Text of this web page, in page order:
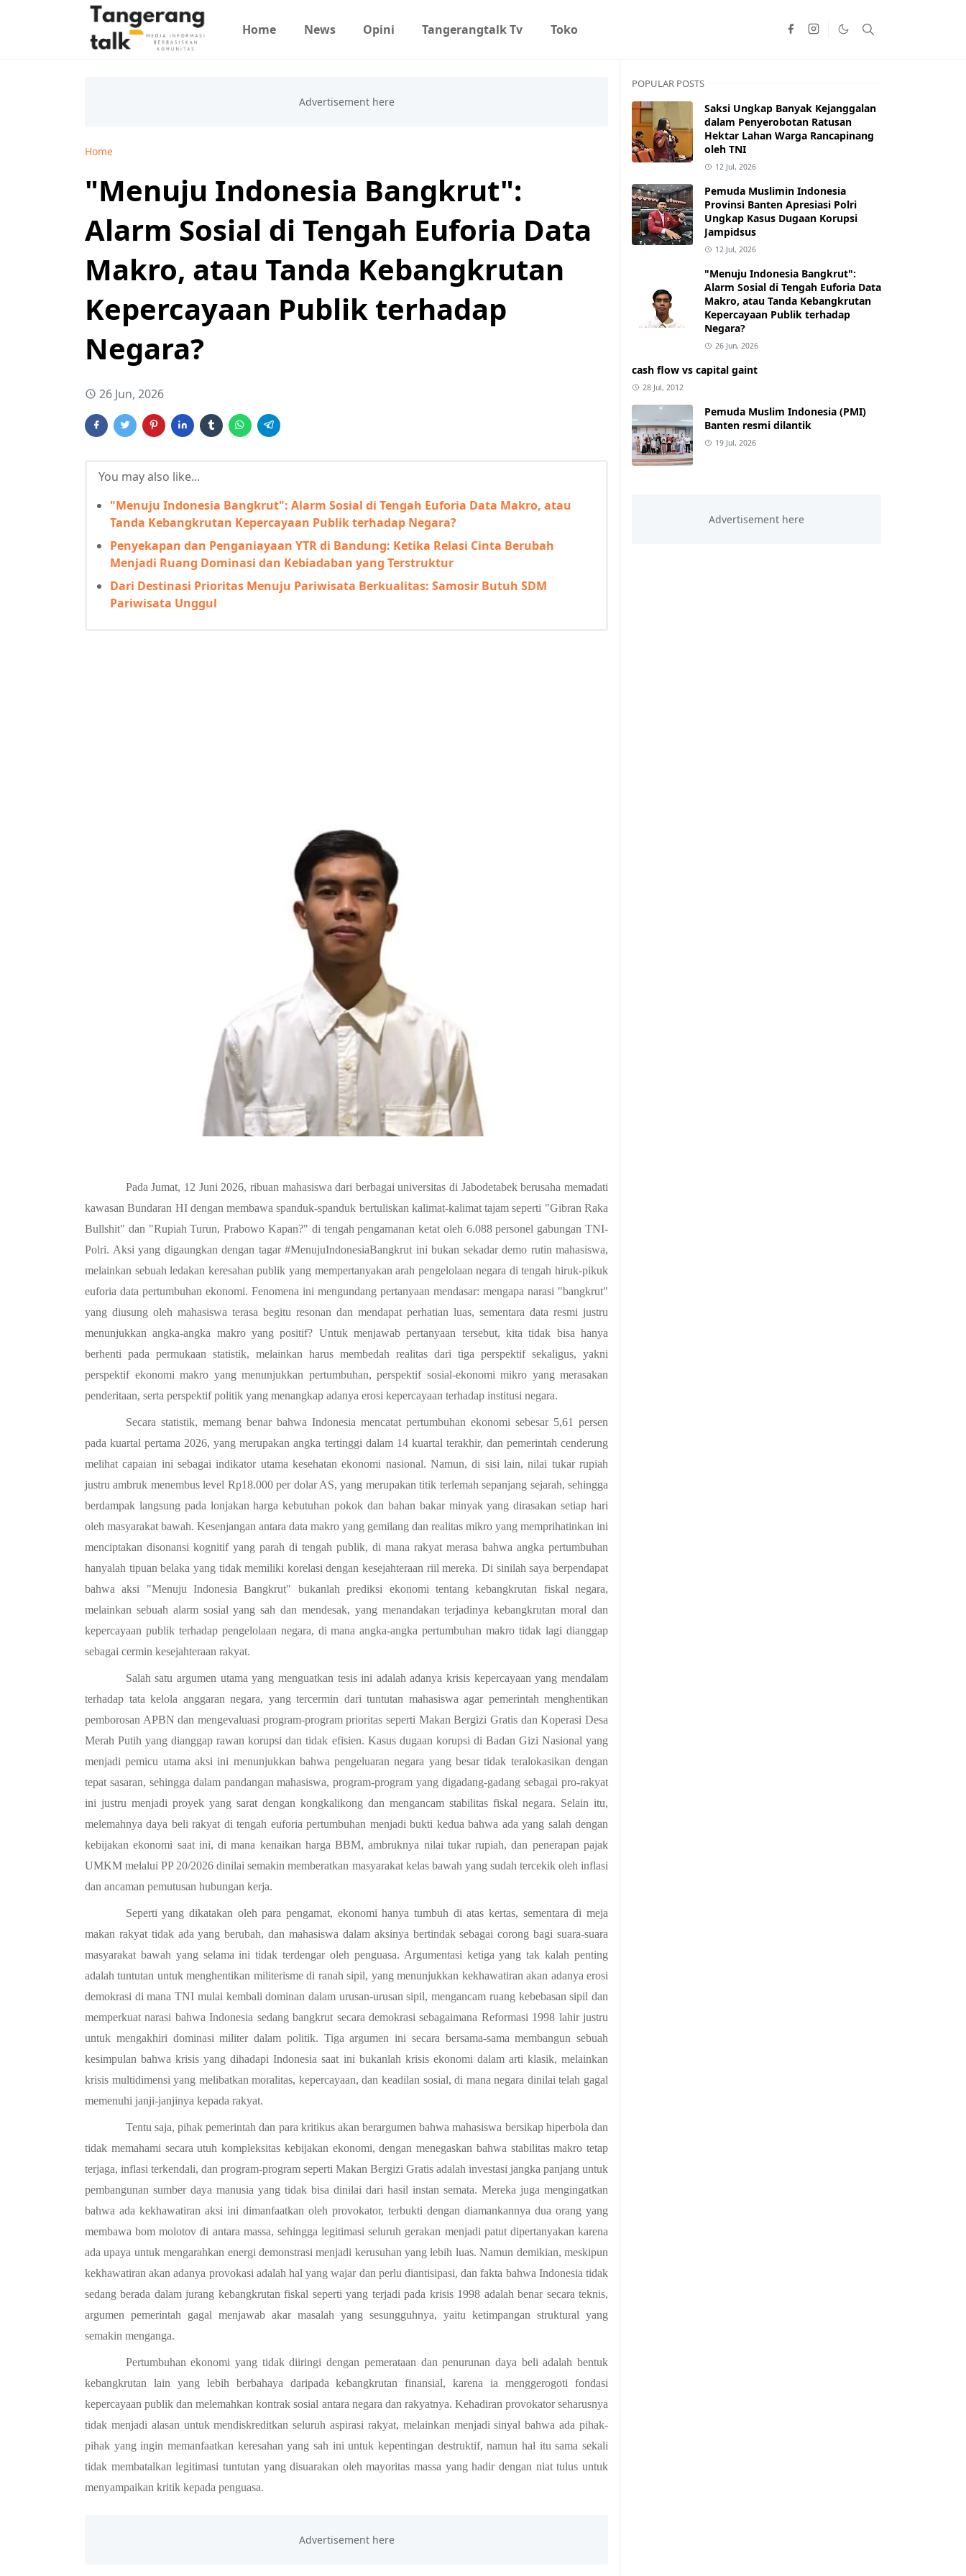
Home News Opini Tangerangtalk Tv Toko
Home
"Menuju Indonesia Bangkrut":
Alarm Sosial di Tengah Euforia Data
Makro, atau Tanda Kebangkrutan
Kepercayaan Publik terhadap
Negara?
26 Jun, 2026
You may also like...
"Menuju Indonesia Bangkrut": Alarm Sosial di Tengah Euforia Data Makro, atau
Tanda Kebangkrutan Kepercayaan Publik terhadap Negara?
Penyekapan dan Penganiayaan YTR di Bandung: Ketika Relasi Cinta Berubah
Menjadi Ruang Dominasi dan Kebiadaban yang Terstruktur
Dari Destinasi Prioritas Menuju Pariwisata Berkualitas: Samosir Butuh SDM
Pariwisata Unggul
Pada Jumat, 12 Juni 2026, ribuan mahasiswa dari berbagai universitas di Jabodetabek berusaha memadati
kawasan Bundaran HI dengan membawa spanduk-spanduk bertuliskan kalimat-kalimat tajam seperti "Gibran Raka
Bullshit" dan "Rupiah Turun, Prabowo Kapan?" di tengah pengamanan ketat oleh 6.088 personel gabungan TNI-
Polri. Aksi yang digaungkan dengan tagar #MenujuIndonesiaBangkrut ini bukan sekadar demo rutin mahasiswa,
melainkan sebuah ledakan keresahan publik yang mempertanyakan arah pengelolaan negara di tengah hiruk-pikuk
euforia data pertumbuhan ekonomi. Fenomena ini mengundang pertanyaan mendasar: mengapa narasi "bangkrut"
yang diusung oleh mahasiswa terasa begitu resonan dan mendapat perhatian luas, sementara data resmi justru
menunjukkan angka-angka makro yang positif? Untuk menjawab pertanyaan tersebut, kita tidak bisa hanya
berhenti pada permukaan statistik, melainkan harus membedah realitas dari tiga perspektif sekaligus, yakni
perspektif ekonomi makro yang menunjukkan pertumbuhan, perspektif sosial-ekonomi mikro yang merasakan
penderitaan, serta perspektif politik yang menangkap adanya erosi kepercayaan terhadap institusi negara.
Secara statistik, memang benar bahwa Indonesia mencatat pertumbuhan ekonomi sebesar 5,61 persen
pada kuartal pertama 2026, yang merupakan angka tertinggi dalam 14 kuartal terakhir, dan pemerintah cenderung
melihat capaian ini sebagai indikator utama kesehatan ekonomi nasional. Namun, di sisi lain, nilai tukar rupiah
justru ambruk menembus level Rp18.000 per dolar AS, yang merupakan titik terlemah sepanjang sejarah, sehingga
berdampak langsung pada lonjakan harga kebutuhan pokok dan bahan bakar minyak yang dirasakan setiap hari
oleh masyarakat bawah. Kesenjangan antara data makro yang gemilang dan realitas mikro yang memprihatinkan ini
menciptakan disonansi kognitif yang parah di tengah publik, di mana rakyat merasa bahwa angka pertumbuhan
hanyalah tipuan belaka yang tidak memiliki korelasi dengan kesejahteraan riil mereka. Di sinilah saya berpendapat
bahwa aksi "Menuju Indonesia Bangkrut" bukanlah prediksi ekonomi tentang kebangkrutan fiskal negara,
melainkan sebuah alarm sosial yang sah dan mendesak, yang menandakan terjadinya kebangkrutan moral dan
kepercayaan publik terhadap pengelolaan negara, di mana angka-angka pertumbuhan makro tidak lagi dianggap
sebagai cermin kesejahteraan rakyat.
Salah satu argumen utama yang menguatkan tesis ini adalah adanya krisis kepercayaan yang mendalam
terhadap tata kelola anggaran negara, yang tercermin dari tuntutan mahasiswa agar pemerintah menghentikan
pemborosan APBN dan mengevaluasi program-program prioritas seperti Makan Bergizi Gratis dan Koperasi Desa
Merah Putih yang dianggap rawan korupsi dan tidak efisien. Kasus dugaan korupsi di Badan Gizi Nasional yang
menjadi pemicu utama aksi ini menunjukkan bahwa pengeluaran negara yang besar tidak teralokasikan dengan
tepat sasaran, sehingga dalam pandangan mahasiswa, program-program yang digadang-gadang sebagai pro-rakyat
ini justru menjadi proyek yang sarat dengan kongkalikong dan mengancam stabilitas fiskal negara. Selain itu,
melemahnya daya beli rakyat di tengah euforia pertumbuhan menjadi bukti kedua bahwa ada yang salah dengan
kebijakan ekonomi saat ini, di mana kenaikan harga BBM, ambruknya nilai tukar rupiah, dan penerapan pajak
UMKM melalui PP 20/2026 dinilai semakin memberatkan masyarakat kelas bawah yang sudah tercekik oleh inflasi
dan ancaman pemutusan hubungan kerja.
Seperti yang dikatakan oleh para pengamat, ekonomi hanya tumbuh di atas kertas, sementara di meja
makan rakyat tidak ada yang berubah, dan mahasiswa dalam aksinya bertindak sebagai corong bagi suara-suara
masyarakat bawah yang selama ini tidak terdengar oleh penguasa. Argumentasi ketiga yang tak kalah penting
adalah tuntutan untuk menghentikan militerisme di ranah sipil, yang menunjukkan kekhawatiran akan adanya erosi
demokrasi di mana TNI mulai kembali dominan dalam urusan-urusan sipil, mengancam ruang kebebasan sipil dan
memperkuat narasi bahwa Indonesia sedang bangkrut secara demokrasi sebagaimana Reformasi 1998 lahir justru
untuk mengakhiri dominasi militer dalam politik. Tiga argumen ini secara bersama-sama membangun sebuah
kesimpulan bahwa krisis yang dihadapi Indonesia saat ini bukanlah krisis ekonomi dalam arti klasik, melainkan
krisis multidimensi yang melibatkan moralitas, kepercayaan, dan keadilan sosial, di mana negara dinilai telah gagal
memenuhi janji-janjinya kepada rakyat.
Tentu saja, pihak pemerintah dan para kritikus akan berargumen bahwa mahasiswa bersikap hiperbola dan
tidak memahami secara utuh kompleksitas kebijakan ekonomi, dengan menegaskan bahwa stabilitas makro tetap
terjaga, inflasi terkendali, dan program-program seperti Makan Bergizi Gratis adalah investasi jangka panjang untuk
pembangunan sumber daya manusia yang tidak bisa dinilai dari hasil instan semata. Mereka juga mengingatkan
bahwa ada kekhawatiran aksi ini dimanfaatkan oleh provokator, terbukti dengan diamankannya dua orang yang
membawa bom molotov di antara massa, sehingga legitimasi seluruh gerakan menjadi patut dipertanyakan karena
ada upaya untuk mengarahkan energi demonstrasi menjadi kerusuhan yang lebih luas. Namun demikian, meskipun
kekhawatiran akan adanya provokasi adalah hal yang wajar dan perlu diantisipasi, dan fakta bahwa Indonesia tidak
sedang berada dalam jurang kebangkrutan fiskal seperti yang terjadi pada krisis 1998 adalah benar secara teknis,
argumen pemerintah gagal menjawab akar masalah yang sesungguhnya, yaitu ketimpangan struktural yang
semakin menganga.
Pertumbuhan ekonomi yang tidak diiringi dengan pemerataan dan penurunan daya beli adalah bentuk
kebangkrutan lain yang lebih berbahaya daripada kebangkrutan finansial, karena ia menggerogoti fondasi
kepercayaan publik dan melemahkan kontrak sosial antara negara dan rakyatnya. Kehadiran provokator seharusnya
tidak menjadi alasan untuk mendiskreditkan seluruh aspirasi rakyat, melainkan menjadi sinyal bahwa ada pihak-
pihak yang ingin memanfaatkan keresahan yang sah ini untuk kepentingan destruktif, namun hal itu sama sekali
tidak membatalkan legitimasi tuntutan yang disuarakan oleh mayoritas massa yang hadir dengan niat tulus untuk
menyampaikan kritik kepada penguasa.
POPULAR POSTS
Saksi Ungkap Banyak Kejanggalan
dalam Penyerobotan Ratusan
Hektar Lahan Warga Rancapinang
oleh TNI
12 Jul, 2026
Pemuda Muslimin Indonesia
Provinsi Banten Apresiasi Polri
Ungkap Kasus Dugaan Korupsi
Jampidsus
12 Jul, 2026
"Menuju Indonesia Bangkrut":
Alarm Sosial di Tengah Euforia Data
Makro, atau Tanda Kebangkrutan
Kepercayaan Publik terhadap
Negara?
26 Jun, 2026
cash flow vs capital gaint
28 Jul, 2012
Pemuda Muslim Indonesia (PMI)
Banten resmi dilantik
19 Jul, 2026